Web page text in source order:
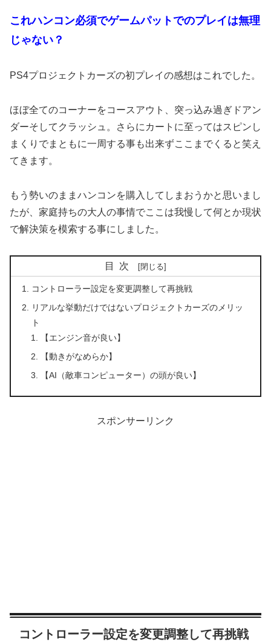
これハンコン必須でゲームパットでのプレイは無理
じゃない？
PS4プロジェクトカーズの初プレイの感想はこれでした。
ほぼ全てのコーナーをコースアウト、突っ込み過ぎドアン
ダーそしてクラッシュ。さらにカートに至ってはスピンし
まくりでまともに一周する事も出来ずここまでくると笑え
てきます。
もう勢いのままハンコンを購入してしまおうかと思いまし
たが、家庭持ちの大人の事情でここは我慢して何とか現状
で解決策を模索する事にしました。
目次
コントローラー設定を変更調整して再挑戦
リアルな挙動だけではないプロジェクトカーズのメリッ
ト
【エンジン音が良い】
【動きがなめらか】
【AI（敵車コンピューター）の頭が良い】
スポンサーリンク
コントローラー設定を変更調整して再挑戦